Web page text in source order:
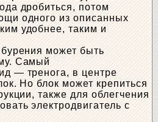
дробиться, потом
одного из описанных
удобнее, таким и
бурения может быть
Самый
— тренога, в центре
Но блок может крепиться
также для облегчения
электродвигатель с